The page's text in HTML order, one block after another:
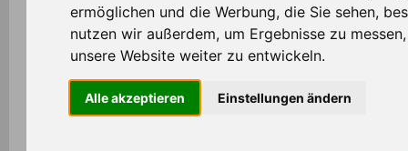
ermöglichen und die Werbung, die Sie sehen,
nutzen wir außerdem, um Ergebnisse zu
unsere Website weiter zu entwickeln.
Alle akzeptieren Einstellungen ändern
Programmierung
Benötigen Sie Hilfe bei der Programmierung eines Projekts oder
möchten Sie komplette Anwendungen von uns entwickeln lassen?